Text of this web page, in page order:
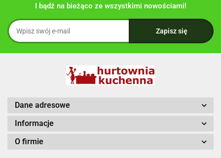
I bądź na bieżąco ze wszystkimi nowościami!
Dane adresowe
Informacje
O firmie